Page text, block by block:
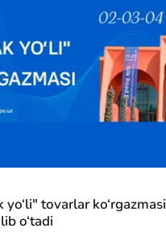
tovarlar ko‘rgazmasi
o‘tadi